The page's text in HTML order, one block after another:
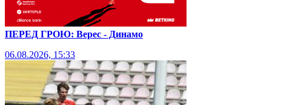
ПЕРЕД ГРОЮ: Верес - Динамо
06.08.2026, 15:33